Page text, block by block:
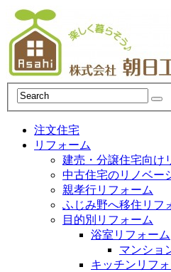
注文住宅
リフォーム
建売・分譲住宅向け
中古住宅のリノベー
親孝行リフォーム
ふじみ野へ移住リフ
目的別リフォーム
浴室リフォーム
マンショ
キッチンリフ